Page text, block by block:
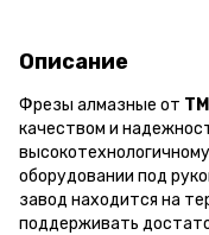
Описание
Фрезы алмазные от ТМ
качеством и
оборудовании под
завод находится на
поддерживать